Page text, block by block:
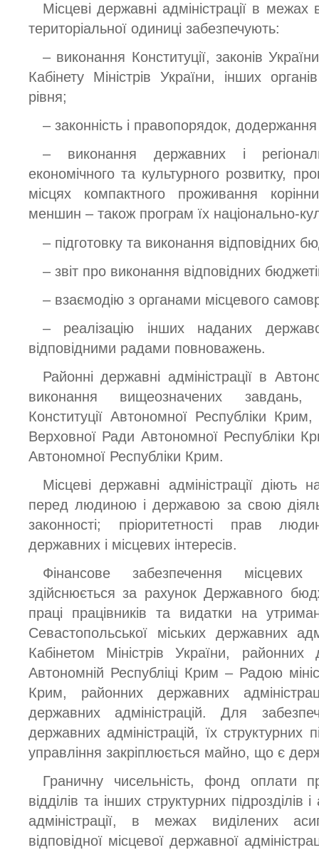
Місцеві державні адміністрації в межах
територіальної одиниці забезпечують:
– виконання Конституції, законів
Кабінету Міністрів України, інших
рівня;
– законність і правопорядок,
– виконання державних і
економічного та культурного розвитку,
місцях компактного проживання
меншин – також програм їх національно-
– підготовку та виконання відповідних
– звіт про виконання відповідних
– взаємодію з органами місцевого
– реалізацію інших наданих
відповідними радами повноважень.
Районні державні адміністрації в
виконання вищеозначених завдань,
Конституції Автономної Республіки
Верховної Ради Автономної Республіки
Автономної Республіки Крим.
Місцеві державні адміністрації діють
перед людиною і державою за свою
законності; пріоритетності прав
державних і місцевих інтересів.
Фінансове забезпечення місцевих
здійснюється за рахунок Державного
праці працівників та видатки на
Севастопольської міських державних
Кабінетом Міністрів України, районних
Автономній Республіці Крим – Радою
Крим, районних державних
державних адміністрацій. Для
державних адміністрацій, їх структурних
управління закріплюється майно, що є
Граничну чисельність, фонд оплати
відділів та інших структурних підрозділів
адміністрації, в межах виділених
відповідної місцевої державної